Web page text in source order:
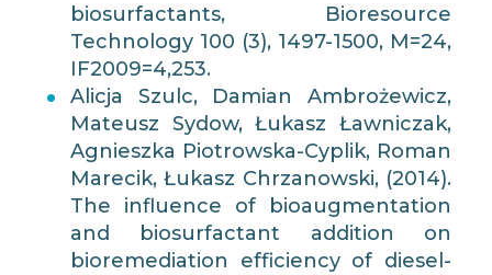
biosurfactants, Bioresource
Technology 100 (3), 1497-1500, M=24,
IF2009=4,253.
Alicja Szulc, Damian Ambrożewicz,
Mateusz Sydow, Łukasz Ławniczak,
Agnieszka Piotrowska-Cyplik, Roman
Marecik, Łukasz Chrzanowski, (2014).
The influence of bioaugmentation
and biosurfactant addition on
bioremediation efficiency of diesel-